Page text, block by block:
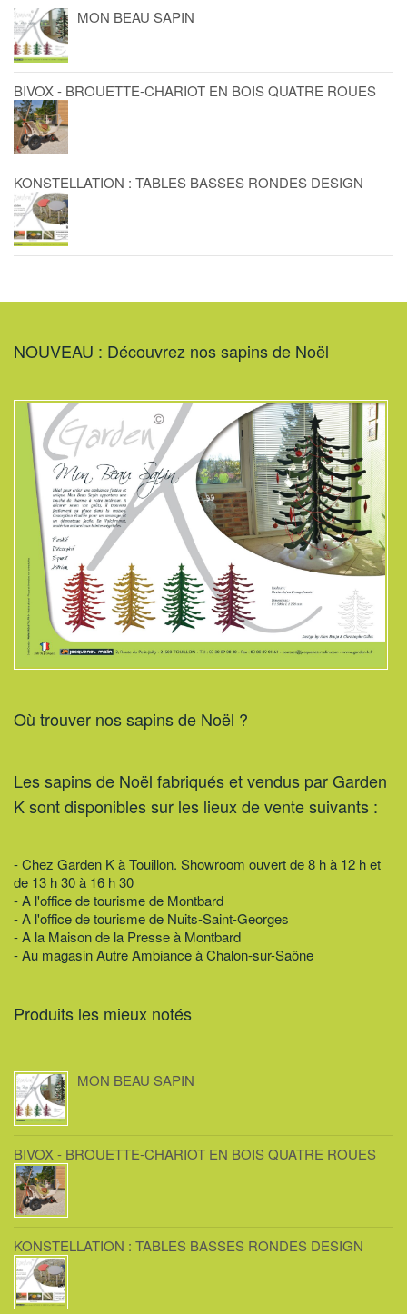
MON BEAU SAPIN
BIVOX - BROUETTE-CHARIOT EN BOIS QUATRE ROUES
KONSTELLATION : TABLES BASSES RONDES DESIGN
NOUVEAU : Découvrez nos sapins de Noël
Où trouver nos sapins de Noël ?
Les sapins de Noël fabriqués et vendus par Garden
K sont disponibles sur les lieux de vente suivants :
- Chez Garden K à Touillon. Showroom ouvert de 8 h à 12 h et
de 13 h 30 à 16 h 30
- A l'office de tourisme de Montbard
- A l'office de tourisme de Nuits-Saint-Georges
- A la Maison de la Presse à Montbard
- Au magasin Autre Ambiance à Chalon-sur-Saône
Produits les mieux notés
MON BEAU SAPIN
BIVOX - BROUETTE-CHARIOT EN BOIS QUATRE ROUES
KONSTELLATION : TABLES BASSES RONDES DESIGN